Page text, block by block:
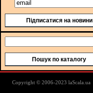
Підписатися на новини
Пошук по каталогу
Copyright © 2006-2023 laScala.ua